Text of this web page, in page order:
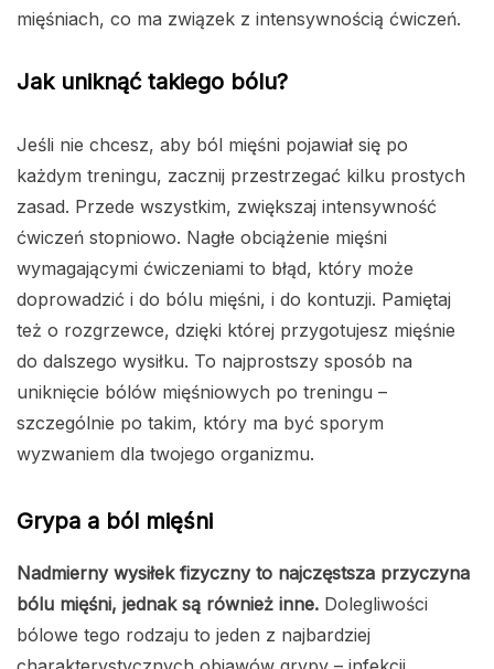
mięśniach, co ma związek z intensywnością ćwiczeń.
Jak uniknąć takiego bólu?
Jeśli nie chcesz, aby ból mięśni pojawiał się po
każdym treningu, zacznij przestrzegać kilku prostych
zasad. Przede wszystkim, zwiększaj intensywność
ćwiczeń stopniowo. Nagłe obciążenie mięśni
wymagającymi ćwiczeniami to błąd, który może
doprowadzić i do bólu mięśni, i do kontuzji. Pamiętaj
też o rozgrzewce, dzięki której przygotujesz mięśnie
do dalszego wysiłku. To najprostszy sposób na
uniknięcie bólów mięśniowych po treningu –
szczególnie po takim, który ma być sporym
wyzwaniem dla twojego organizmu.
Grypa a ból mięśni
Nadmierny wysiłek fizyczny to najczęstsza przyczyna
bólu mięśni, jednak są również inne. Dolegliwości
bólowe tego rodzaju to jeden z najbardziej